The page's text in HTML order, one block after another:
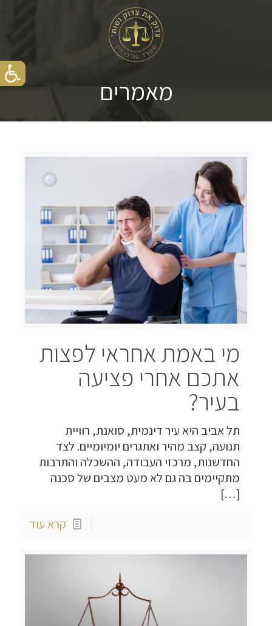
מאמרים
מי באמת אחראי לפצות
אתכם אחרי פציעה
בעיר?
תל אביב היא עיר דינמית, סואנת, רוויית
תנועה, קצב מהיר ואתגרים יומיומיים. לצד
החדשנות, מרכזי העבודה, ההשכלה והתרבות
מתקיימים בה גם לא מעט מצבים של סכנה
[…]
קרא עוד